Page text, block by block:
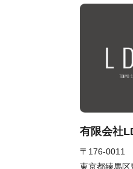
有限会社
〒176-0011
東京都練馬